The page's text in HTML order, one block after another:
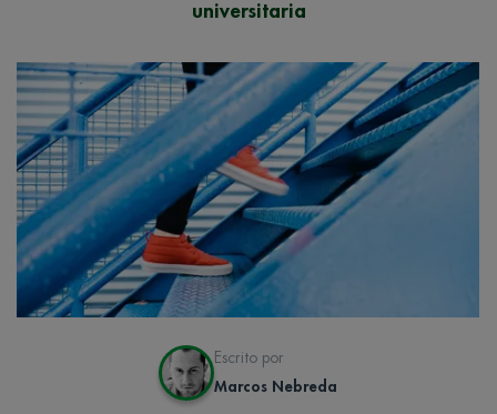
universitaria
Escrito por
Marcos Nebreda